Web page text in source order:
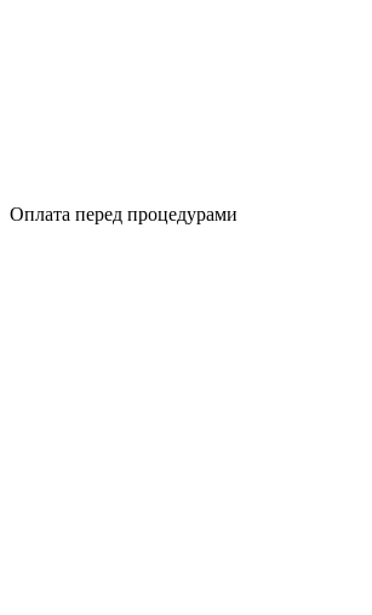
Оплата перед процедурами